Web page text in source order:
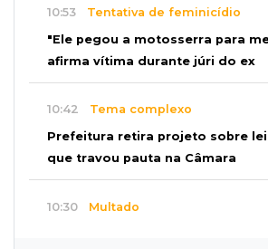
10:53 Tentativa de feminicídio
"Ele pegou a motosserra para
afirma vítima durante júri do ex
10:42 Tema complexo
Prefeitura retira projeto sobre
que travou pauta na Câmara
10:30 Multado